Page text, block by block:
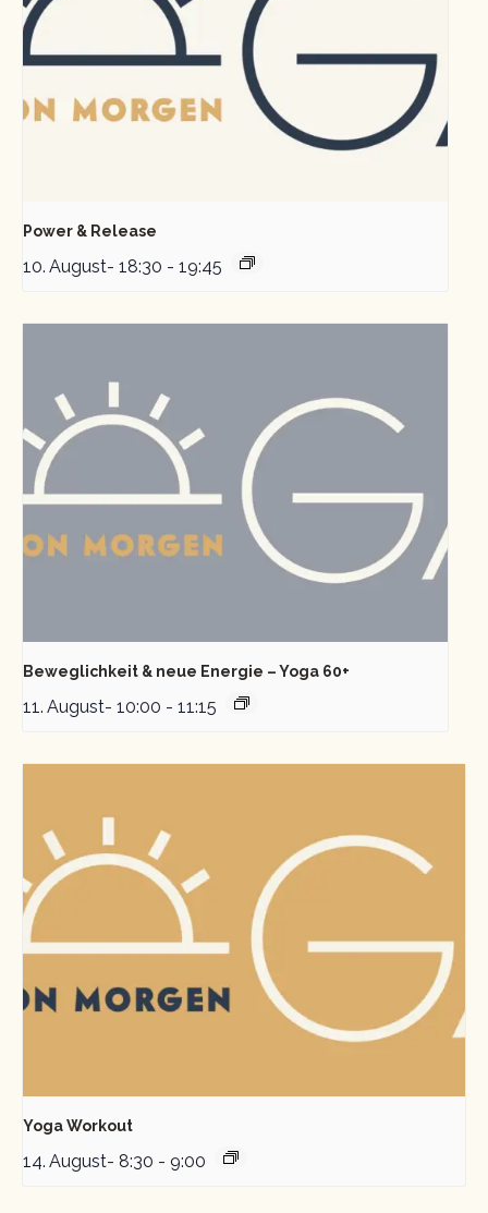
Power & Release
10. August- 18:30 - 19:45
Beweglichkeit & neue Energie – Yoga 60+
11. August- 10:00 - 11:15
Yoga Workout
14. August- 8:30 - 9:00